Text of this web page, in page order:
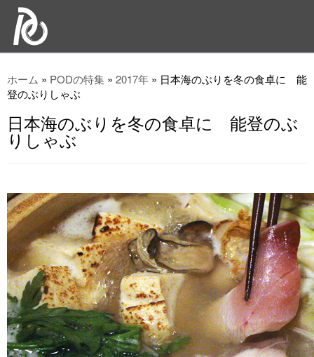
ホーム » PODの特集 » 2017年 » 日本海のぶりを冬の食卓に 能
登のぶりしゃぶ
日本海のぶりを冬の食卓に 能登のぶ
りしゃぶ